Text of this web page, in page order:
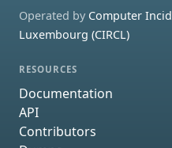
Operated by Computer
Luxembourg (CIRCL)
RESOURCES
Documentation
API
Contributors